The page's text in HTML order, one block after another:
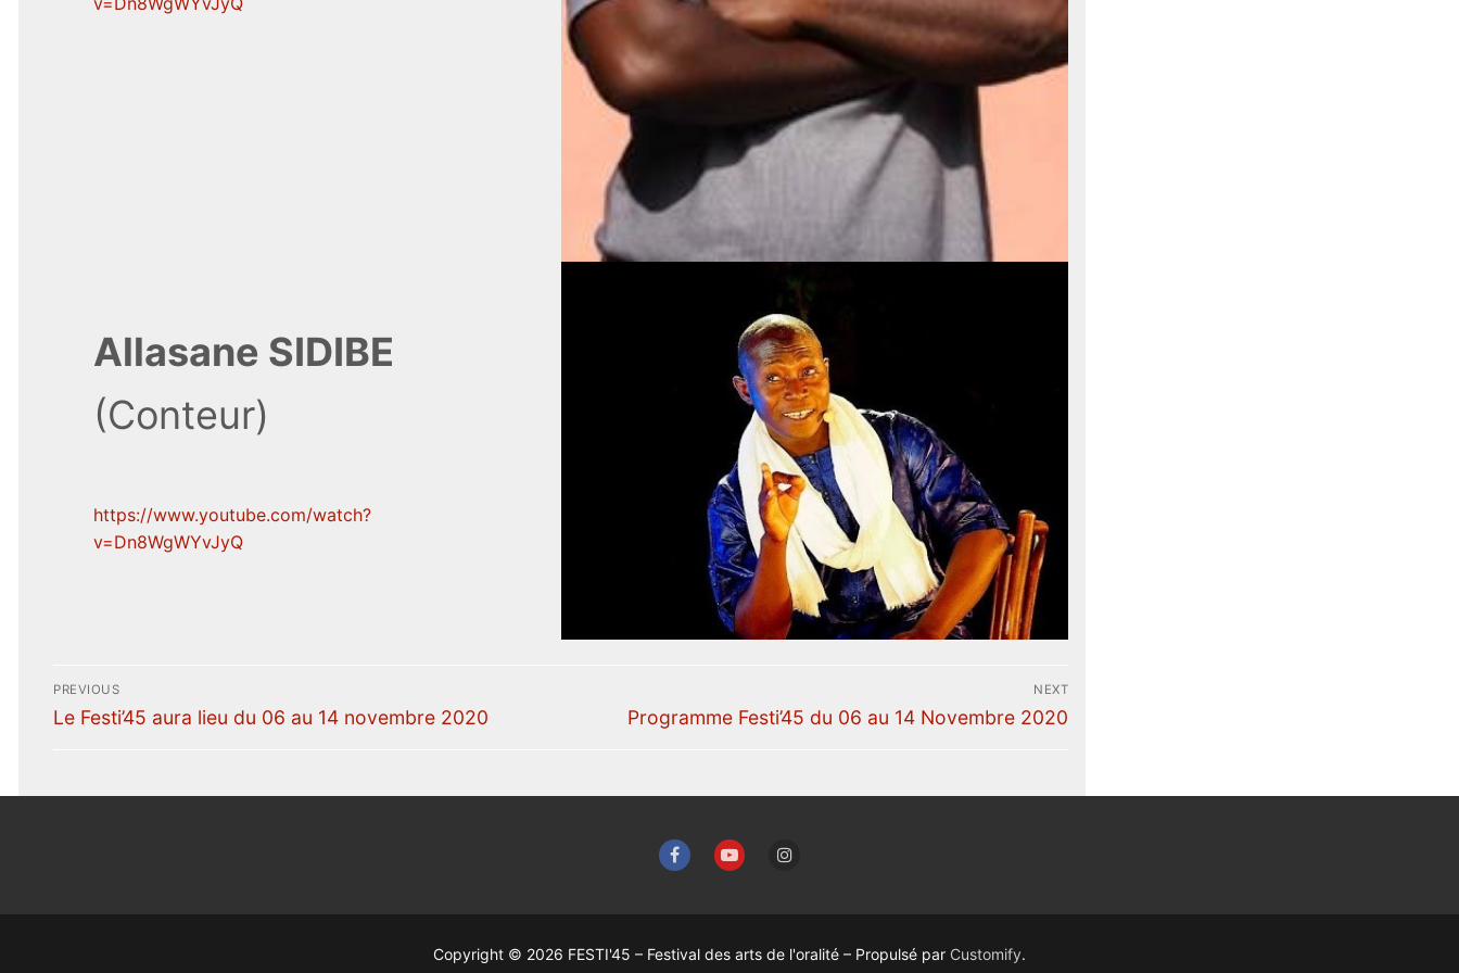
Allasane SIDIBE
(Conteur)
https://www.youtube.com/watch?
v=Dn8WgWYvJyQ
PREVIOUS
Le Festi’45 aura lieu du 06 au 14 novembre 2020
NEXT
Programme Festi’45 du 06 au 14 Novembre 2020
Copyright © 2026 FESTI'45 – Festival des arts de l'oralité – Propulsé par Customify.